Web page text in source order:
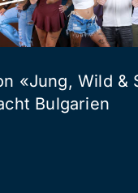
«Jung, Wild &
Bulgarien